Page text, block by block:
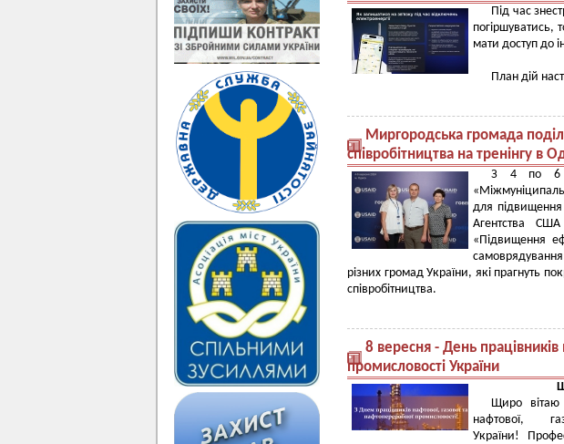
Під час
погіршуватись,
мати доступ до
План дій
Миргородська громада
співробітництва на тренінгу в
З 4 по 6
для підвищення
Агентства
«Підвищення
різних громад України, які прагнуть
співробітництва.
8 вересня - День працівників
промисловості України
Щиро вітаю
нафтової,
України!